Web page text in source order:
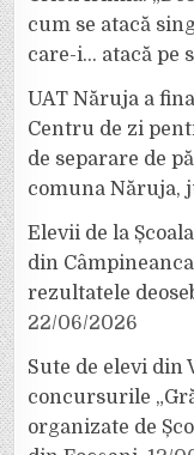
cum se atacă
care-i… atacă pe
UAT Năruja a
Centru de zi
de separare de
comuna Năruja,
Elevii de la
din
rezultatele
22/06/2026
Sute de elevi din
concursurile
organizate de